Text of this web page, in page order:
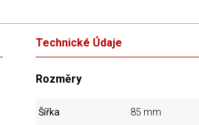
Technické Údaje
Rozměry
Šířka 85 mm